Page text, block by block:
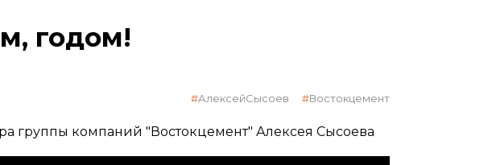
годом!
АлексейСысоев Востокцемент
группы компаний "Востокцемент" Алексея Сысоева